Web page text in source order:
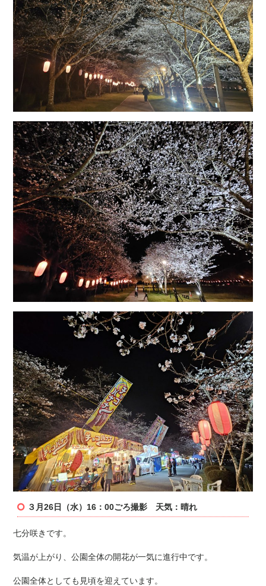
３月26日（水）16：00ごろ撮影 天気：晴れ
七分咲きです。
気温が上がり、公園全体の開花が一気に進行中です。
公園全体としても見頃を迎えています。